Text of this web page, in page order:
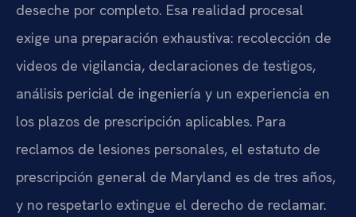
deseche por completo. Esa realidad procesal
exige una preparación exhaustiva: recolección de
videos de vigilancia, declaraciones de testigos,
análisis pericial de ingeniería y un experiencia en
los plazos de prescripción aplicables. Para
reclamos de lesiones personales, el estatuto de
prescripción general de Maryland es de tres años,
y no respetarlo extingue el derecho de reclamar.